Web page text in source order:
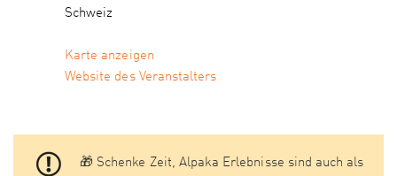
Schweiz
Karte anzeigen
Website des Veranstalters
🎁 Schenke Zeit, Alpaka Erlebnisse sind auch als